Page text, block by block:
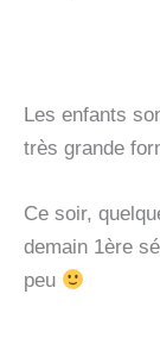
Les enfants
très grande
Ce soir,
demain 1ère
peu